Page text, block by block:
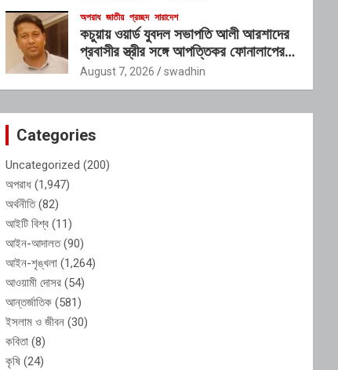
অপরাধ জাতীয় প্রচ্ছদ সারাদেশ
কচুয়ায় ওয়ার্ড যুবদল সভাপতি আলী আরশাদের
প্রবাসীর স্ত্রীর সঙ্গে আপত্তিকর ফোনালাপের
অডিও ভাইরাল; শাস্তির দাবি এলাকাবাসীর
August 7, 2026 swadhin
Categories
Uncategorized (200)
অপরাধ (1,947)
অর্থনীতি(82)
আইটি বিশ্ব (11)
আইন-আদালত(90)
আইন-শৃঙ্খলা (1,264)
আওয়ামী দোসর (54)
আন্তর্জাতিক (581)
ইসলাম ও জীবন (30)
কবিতা (8)
কৃষি (24)